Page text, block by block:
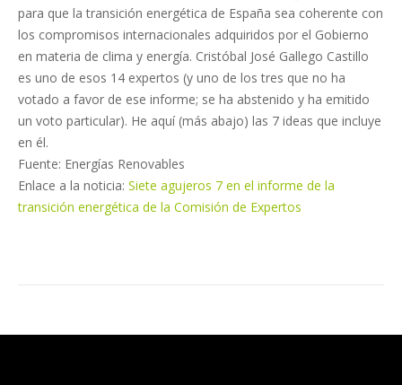
para que la transición energética de España sea coherente con
los compromisos internacionales adquiridos por el Gobierno
en materia de clima y energía. Cristóbal José Gallego Castillo
es uno de esos 14 expertos (y uno de los tres que no ha
votado a favor de ese informe; se ha abstenido y ha emitido
un voto particular). He aquí (más abajo) las 7 ideas que incluye
en él.
Fuente: Energías Renovables
Enlace a la noticia: Siete agujeros 7 en el informe de la
transición energética de la Comisión de Expertos